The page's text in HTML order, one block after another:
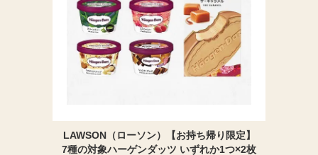
LAWSON（ローソン）【お持ち帰り限定】
7種の対象ハーゲンダッツ いずれか1つ×2枚